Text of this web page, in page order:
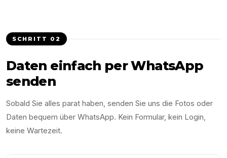
SCHRITT 02
Daten einfach per WhatsApp
senden
Sobald Sie alles parat haben, senden Sie uns die Fotos oder
Daten bequem über WhatsApp. Kein Formular, kein Login,
keine Wartezeit.